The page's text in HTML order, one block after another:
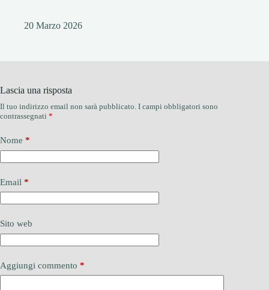
20 Marzo 2026
Lascia una risposta
Il tuo indirizzo email non sarà pubblicato. I campi obbligatori sono
contrassegnati *
Nome *
Email *
Sito web
Aggiungi commento *